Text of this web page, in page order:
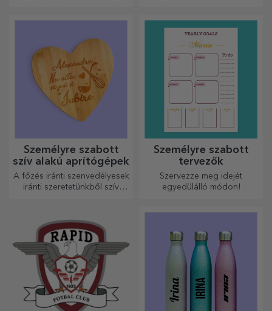
Személyre szabott
szív alakú aprítógépek
A főzés iránti szenvedélyesek
iránti szeretetünkből szív
háziasszonyok számára.
Személyre szabott
tervezők
Szervezze meg idejét
egyedülálló módon!